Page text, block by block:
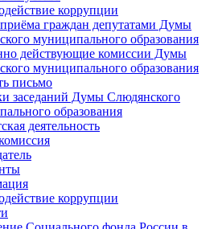
коррупции
граждан депутатами Думы
муниципального образования
действующие комиссии Думы
муниципального образования
письмо
заседаний Думы Слюдянского
образования
деятельность
коррупции